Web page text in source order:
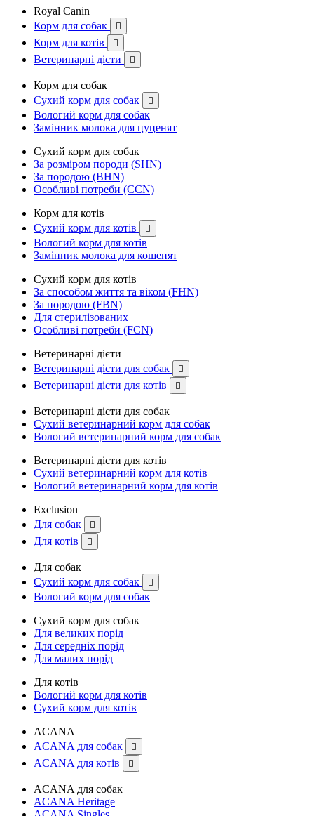
Royal Canin
Корм для собак

Корм для котів 
Ветеринарні дієти 
Корм для собак
Сухий корм для собак

Вологий корм для собак
Замінник молока для цуценят
Сухий корм для собак
За розміром породи (SHN)
За породою (BHN)
Особливі потреби (CCN)
Корм для котів
Сухий корм для котів

Вологий корм для котів
Замінник молока для кошенят
Сухий корм для котів
За способом життя та віком (FHN)
За породою (FBN)
Для стерилізованих
Особливі потреби (FCN)
Ветеринарні дієти
Ветеринарні дієти для собак

Ветеринарні дієти для котів 
Ветеринарні дієти для собак
Сухий ветеринарний корм для собак
Вологий ветеринарний корм для собак
Ветеринарні дієти для котів
Сухий ветеринарний корм для котів
Вологий ветеринарний корм для котів
Exclusion
Для собак

Для котів 
Для собак
Сухий корм для собак

Вологий корм для собак
Сухий корм для собак
Для великих порід
Для середніх порід
Для малих порід
Для котів
Вологий корм для котів
Сухий корм для котів
ACANA
ACANA для собак

ACANA для котів 
ACANA для собак
ACANA Heritage